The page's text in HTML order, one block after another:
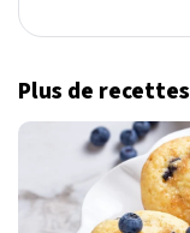
Plus de recettes